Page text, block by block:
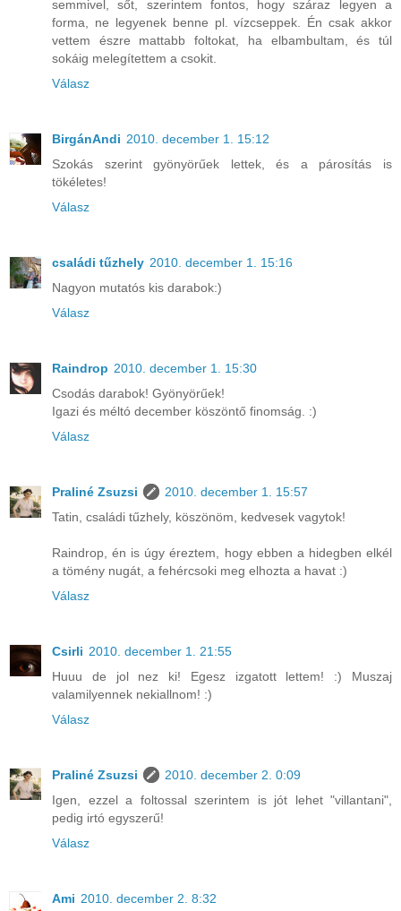
semmivel, sőt, szerintem fontos, hogy száraz legyen a
forma, ne legyenek benne pl. vízcseppek. Én csak akkor
vettem észre mattabb foltokat, ha elbambultam, és túl
sokáig melegítettem a csokit.
Válasz
BirgánAndi 2010. december 1. 15:12
Szokás szerint gyönyörűek lettek, és a párosítás is
tökéletes!
Válasz
családi tűzhely 2010. december 1. 15:16
Nagyon mutatós kis darabok:)
Válasz
Raindrop 2010. december 1. 15:30
Csodás darabok! Gyönyörűek!
Igazi és méltó december köszöntő finomság. :)
Válasz
Praliné Zsuzsi
2010. december 1. 15:57
Tatin, családi tűzhely, köszönöm, kedvesek vagytok!
Raindrop, én is úgy éreztem, hogy ebben a hidegben elkél
a tömény nugát, a fehércsoki meg elhozta a havat :)
Válasz
Csirli 2010. december 1. 21:55
Huuu de jol nez ki! Egesz izgatott lettem! :) Muszaj
valamilyennek nekiallnom! :)
Válasz
Praliné Zsuzsi
2010. december 2. 0:09
Igen, ezzel a foltossal szerintem is jót lehet "villantani",
pedig irtó egyszerű!
Válasz
Ami 2010. december 2. 8:32